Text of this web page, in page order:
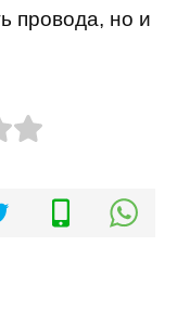
провода, но и